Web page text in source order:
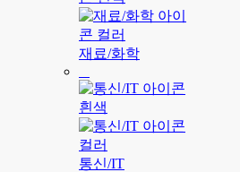
재료/화학
통신/IT